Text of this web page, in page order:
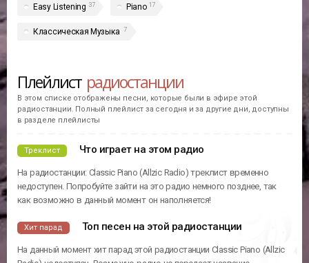
Easy Listening 37 Piano 17
Классическая Музыка 7
Плейлист радиостанции
В этом списке отображены песни, которые были в эфире этой
радиостанции. Полный плейлист за сегодня и за другие дни, доступны
в разделе плейлисты
Треклист Что играет на этом радио
На радиостанции: Classic Piano (Allzic Radio) треклист временно
недоступен. Попробуйте зайти на это радио немного позднее, так
как возможно в данный момент он наполняется!
Хит парад Топ песен на этой радиостанции
На данный момент хит парад этой радиостанции Classic Piano (Allzic